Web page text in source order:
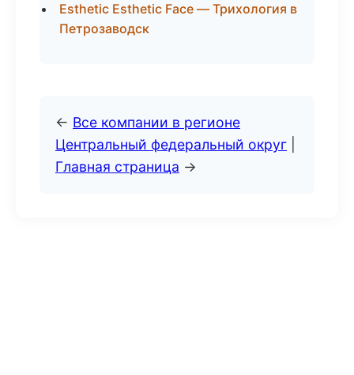
Esthetic Esthetic Face — Трихология в
Петрозаводск
← Все компании в регионе
Центральный федеральный округ
Главная страница →